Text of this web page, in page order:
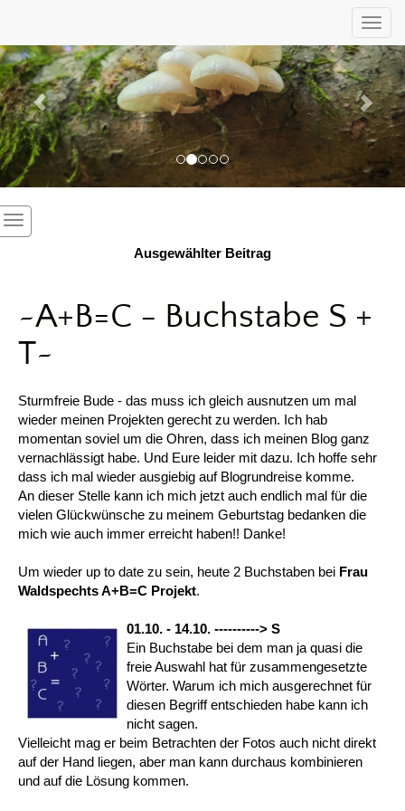
Ausgewählter Beitrag
~A+B=C - Buchstabe S +
T~
Sturmfreie Bude - das muss ich gleich ausnutzen um mal
wieder meinen Projekten gerecht zu werden. Ich hab
momentan soviel um die Ohren, dass ich meinen Blog ganz
vernachlässigt habe. Und Eure leider mit dazu. Ich hoffe sehr
dass ich mal wieder ausgiebig auf Blogrundreise komme.
An dieser Stelle kann ich mich jetzt auch endlich mal für die
vielen Glückwünsche zu meinem Geburtstag bedanken die
mich wie auch immer erreicht haben!! Danke!
Um wieder up to date zu sein, heute 2 Buchstaben bei Frau
Waldspechts A+B=C Projekt.
01.10. - 14.10. ----------> S
Ein Buchstabe bei dem man ja quasi die
freie Auswahl hat für zusammengesetzte
Wörter. Warum ich mich ausgerechnet für
diesen Begriff entschieden habe kann ich
nicht sagen.
Vielleicht mag er beim Betrachten der Fotos auch nicht direkt
auf der Hand liegen, aber man kann durchaus kombinieren
und auf die Lösung kommen.